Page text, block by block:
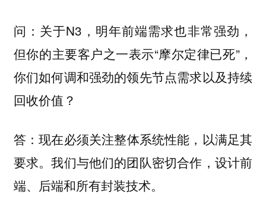
问： 关于N3，明年前端需求也非常强劲，
但你的主要客户之一表示“摩尔定律已死”，
你们如何调和强劲的领先节点需求以及持续
回收价值？
答：现在必须关注整体系统性能，以满足其
要求。我们与他们的团队密切合作，设计前
端、后端和所有封装技术。